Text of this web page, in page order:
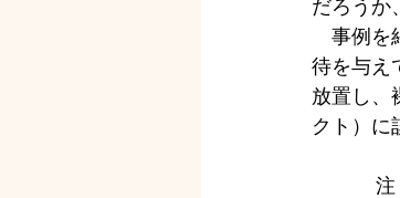
だろうか
事例を
待を与え
放置し、
クト）に
注